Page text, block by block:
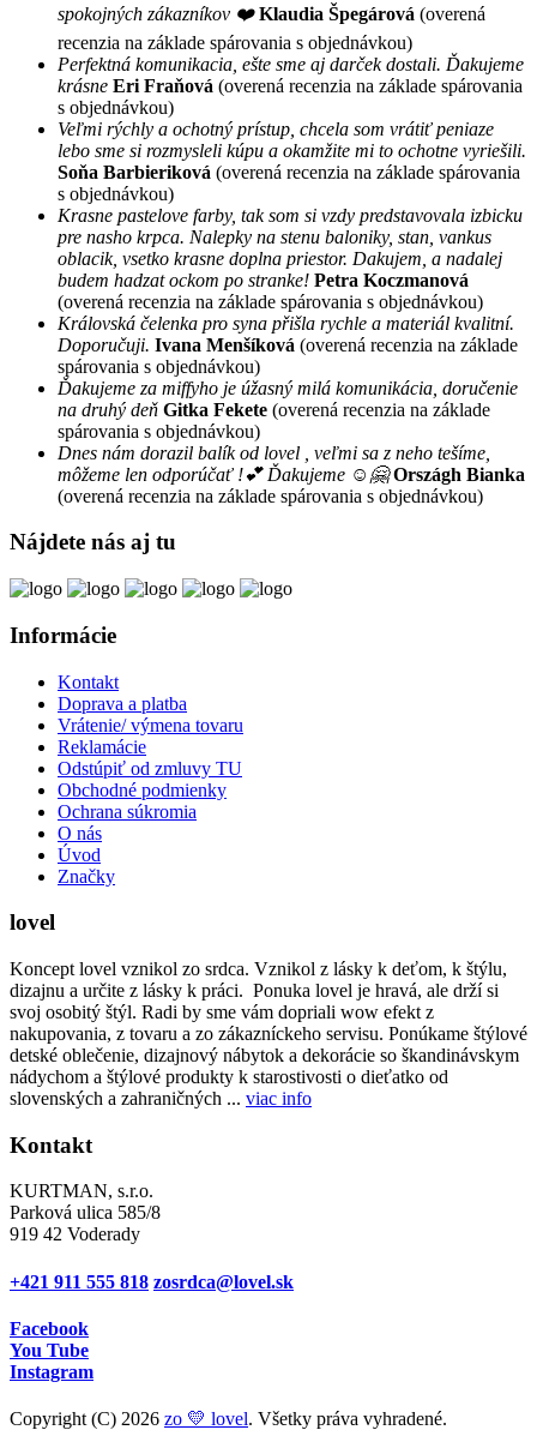
spokojných zákazníkov ❤️ Klaudia Špegárová (overená
recenzia na základe spárovania s objednávkou)
Perfektná komunikacia, ešte sme aj darček dostali. Ďakujeme
krásne Eri Fraňová (overená recenzia na základe spárovania
s objednávkou)
Veľmi rýchly a ochotný prístup, chcela som vrátiť peniaze
lebo sme si rozmysleli kúpu a okamžite mi to ochotne vyriešili.
Soňa Barbieriková (overená recenzia na základe spárovania
s objednávkou)
Krasne pastelove farby, tak som si vzdy predstavovala izbicku
pre nasho krpca. Nalepky na stenu baloniky, stan, vankus
oblacik, vsetko krasne doplna priestor. Dakujem, a nadalej
budem hadzat ockom po stranke! Petra Koczmanová
(overená recenzia na základe spárovania s objednávkou)
Královská čelenka pro syna přišla rychle a materiál kvalitní.
Doporučuji. Ivana Menšíková (overená recenzia na základe
spárovania s objednávkou)
Ďakujeme za miffyho je úžasný milá komunikácia, doručenie
na druhý deň Gitka Fekete (overená recenzia na základe
spárovania s objednávkou)
Dnes nám dorazil balík od lovel , veľmi sa z neho tešíme,
môžeme len odporúčať !💕 Ďakujeme ☺️🤗 Országh Bianka
(overená recenzia na základe spárovania s objednávkou)
Nájdete nás aj tu
Informácie
Kontakt
Doprava a platba
Vrátenie/ výmena tovaru
Reklamácie
Odstúpiť od zmluvy TU
Obchodné podmienky
Ochrana súkromia
O nás
Úvod
Značky
lovel
Koncept lovel vznikol zo srdca. Vznikol z lásky k deťom, k štýlu,
dizajnu a určite z lásky k práci. Ponuka lovel je hravá, ale drží si
svoj osobitý štýl. Radi by sme vám dopriali wow efekt z
nakupovania, z tovaru a zo zákazníckeho servisu. Ponúkame štýlové
detské oblečenie, dizajnový nábytok a dekorácie so škandinávskym
nádychom a štýlové produkty k starostivosti o dieťatko od
slovenských a zahraničných ... viac info
Kontakt
KURTMAN, s.r.o.
Parková ulica 585/8
919 42 Voderady
+421 911 555 818 zosrdca@lovel.sk
Facebook
You Tube
Instagram
Copyright (C) 2026 zo 💛 lovel. Všetky práva vyhradené.